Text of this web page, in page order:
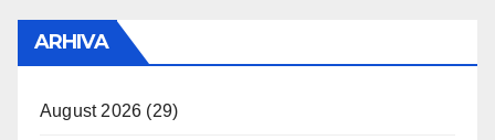
ARHIVA
August 2026 (29)